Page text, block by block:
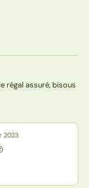
régal assuré, bisous
2023